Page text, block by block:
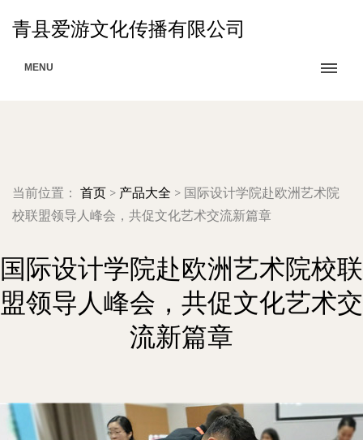
青县爱游文化传播有限公司
MENU
当前位置： 首页 > 产品大全 > 国际设计学院赴欧洲艺术院
校联盟领导人峰会，共促文化艺术交流新篇章
国际设计学院赴欧洲艺术院校联
盟领导人峰会，共促文化艺术交
流新篇章